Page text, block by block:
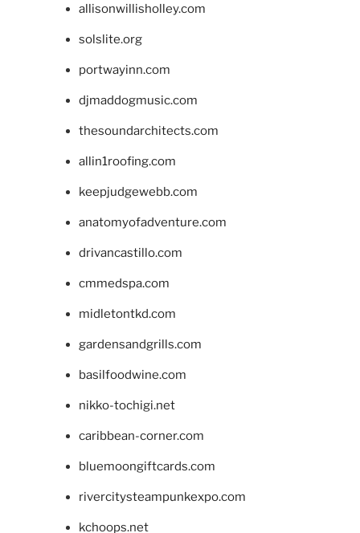
allisonwillisholley.com
solslite.org
portwayinn.com
djmaddogmusic.com
thesoundarchitects.com
allin1roofing.com
keepjudgewebb.com
anatomyofadventure.com
drivancastillo.com
cmmedspa.com
midletontkd.com
gardensandgrills.com
basilfoodwine.com
nikko-tochigi.net
caribbean-corner.com
bluemoongiftcards.com
rivercitysteampunkexpo.com
kchoops.net